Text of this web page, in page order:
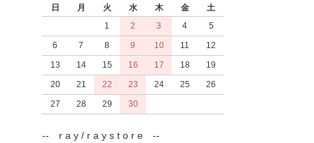
日
月 火 水 木 金
土
1
2 3 4
5
6
7 8 9 10 11
12
13
14 15 16 17 18
19
20
21 22 23 24 25
26
27
28 29 30
-- r a y / r a y s t o r e --